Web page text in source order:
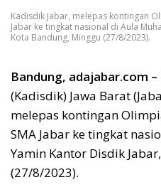
Kadisdik Jabar, melepas kontingan
Jabar ke tingkat nasional di Aula
Kota Bandung, Minggu (27/8/2023).
Bandung, adajabar.com –
(Kadisdik) Jawa Barat
melepas kontingan
SMA Jabar ke tingkat
Yamin Kantor Disdik
(27/8/2023).